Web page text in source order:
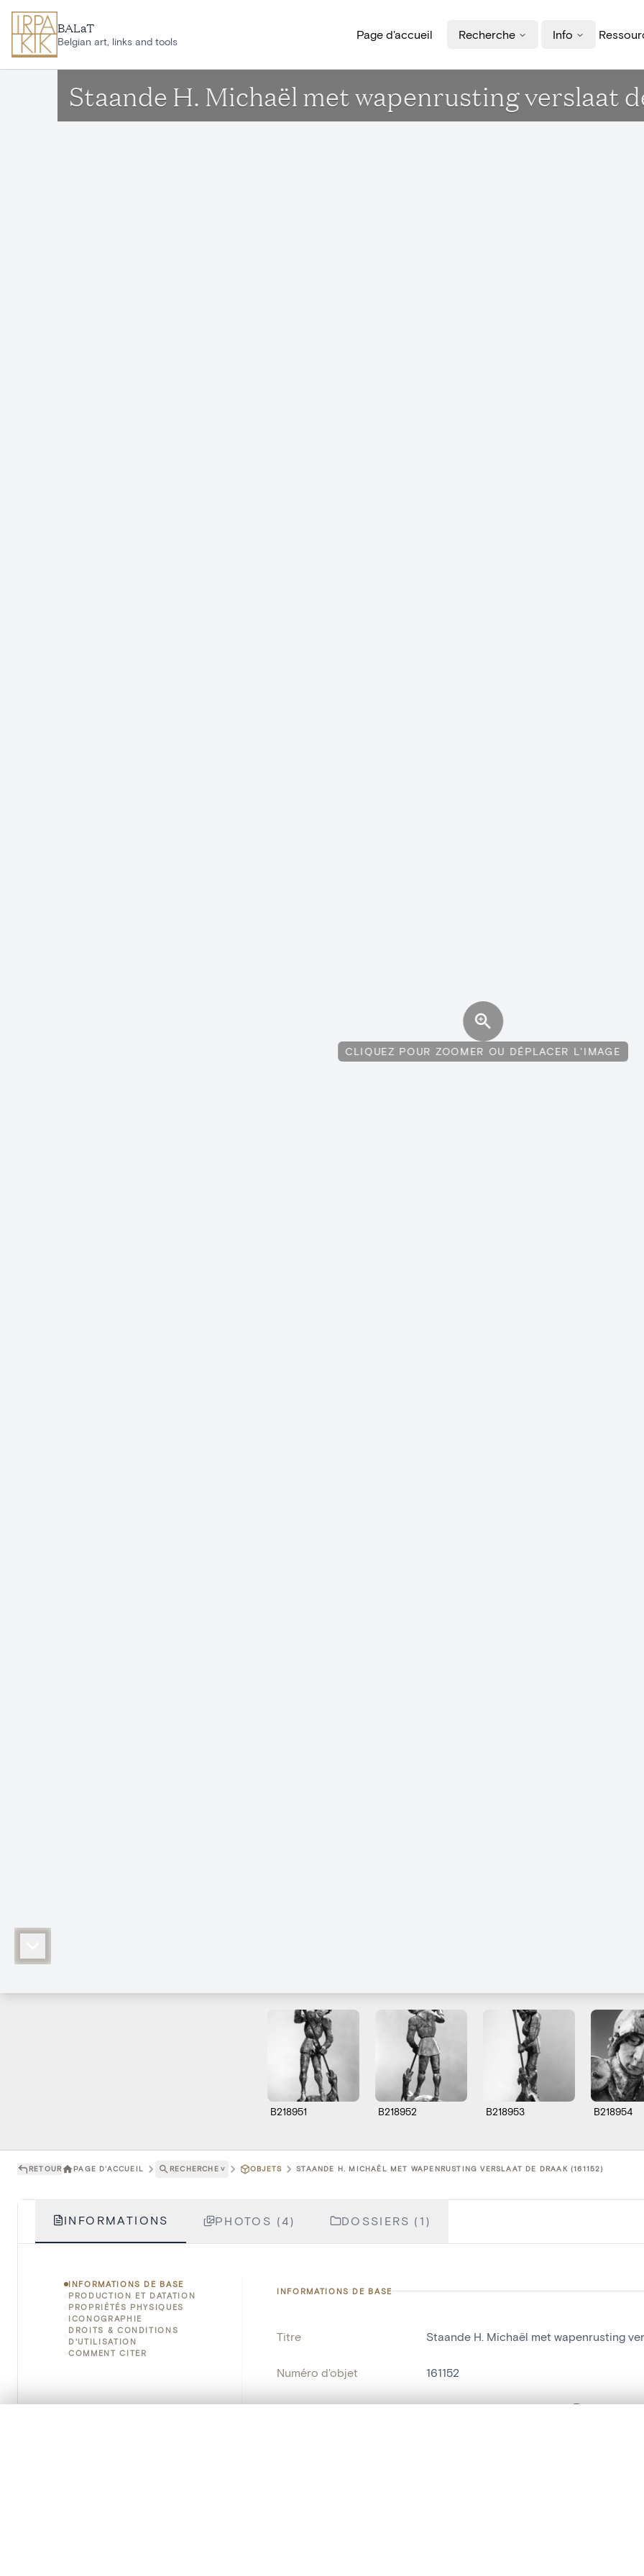
BALaT
Belgian art, links and tools
Page d'accueil Recherche Info
Staande H. Michaël met wapenrusting verslaat
CLIQUEZ POUR ZOOMER OU DÉPLACER L'IMAGE
B218951 B218952 B218953 B218954
RETOUR PAGE D'ACCUEIL RECHERCHE ˅ OBJETS STAANDE H. MICHAËL MET WAPENRUSTING VERSLAAT DE DRAAK (161152)
INFORMATIONS PHOTOS (4) DOSSIERS (1)
INFORMATIONS DE BASE
PRODUCTION ET DATATION
PROPRIÉTÉS PHYSIQUES
ICONOGRAPHIE
DROITS & CONDITIONS
D'UTILISATION
COMMENT CITER
INFORMATIONS DE BASE
Titre Staande H. Michaël met wapenrusting
Numéro d'objet 161152
Institution Vervoort, Axel[verzameling]